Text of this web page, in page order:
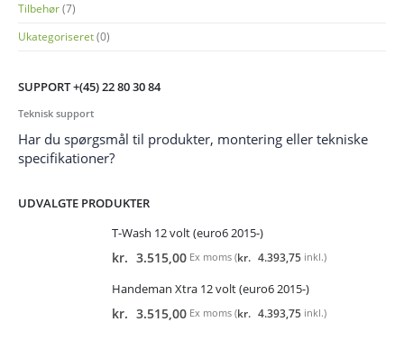
Tilbehør(7)
Ukategoriseret(0)
SUPPORT +(45) 22 80 30 84
Teknisk support
Har du spørgsmål til produkter, montering eller tekniske
specifikationer?
UDVALGTE PRODUKTER
T-Wash 12 volt (euro6 2015-)
kr. 3.515,00 Ex moms (kr. 4.393,75 inkl.)
Handeman Xtra 12 volt (euro6 2015-)
kr. 3.515,00 Ex moms (kr. 4.393,75 inkl.)